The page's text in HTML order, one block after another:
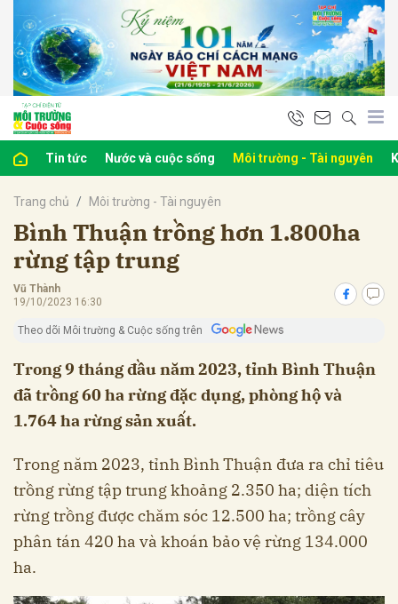
Tin tức Nước và cuộc sống Môi trường - Tài nguyên
Trang chủ Môi trường - Tài nguyên
Bình Thuận trồng hơn 1.800ha
rừng tập trung
Vũ Thành
19/10/2023 16:30
Theo dõi Môi trường & Cuộc sống trên
Trong 9 tháng đầu năm 2023, tỉnh Bình Thuận
đã trồng 60 ha rừng đặc dụng, phòng hộ và
1.764 ha rừng sản xuất.
Trong năm 2023, tỉnh Bình Thuận đưa ra chỉ tiêu
trồng rừng tập trung khoảng 2.350 ha; diện tích
rừng trồng được chăm sóc 12.500 ha; trồng cây
phân tán 420 ha và khoán bảo vệ rừng 134.000
ha.
luận